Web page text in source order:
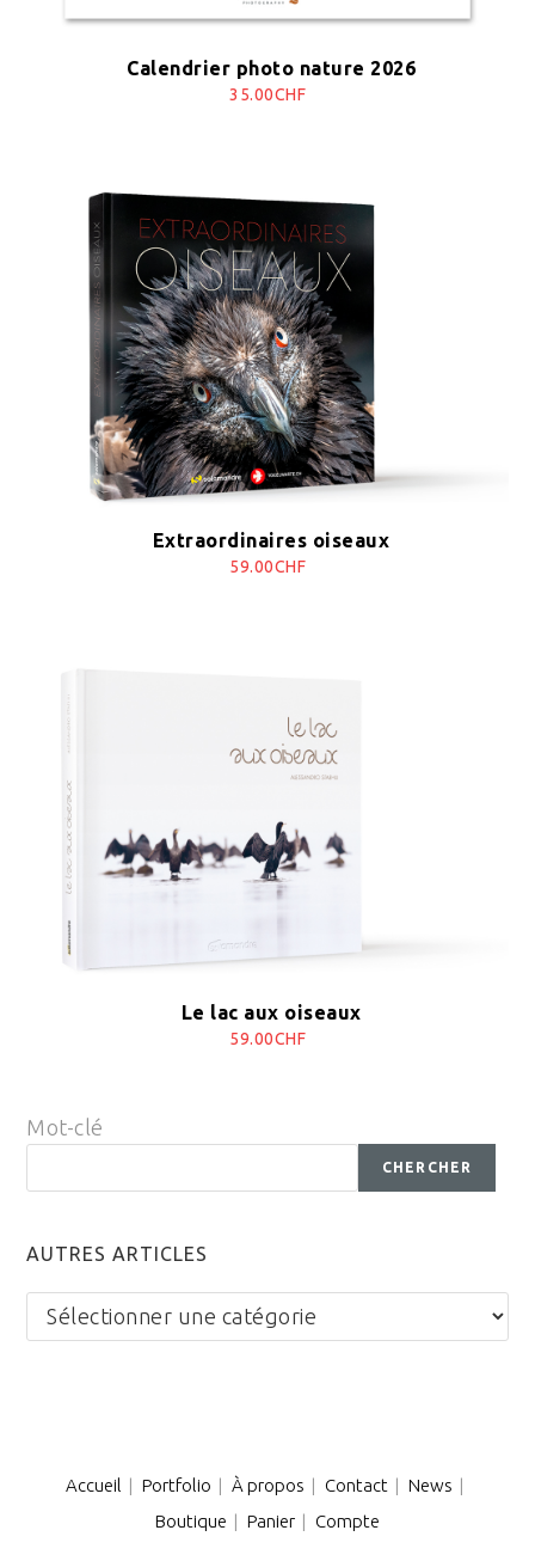
Calendrier photo nature 2026
35.00CHF
Extraordinaires oiseaux
59.00CHF
Le lac aux oiseaux
59.00CHF
Mot-clé
CHERCHER
AUTRES ARTICLES
Autres
articles
Accueil Portfolio À propos Contact
News
Boutique
Panier Compte